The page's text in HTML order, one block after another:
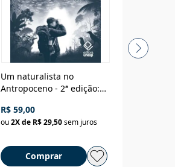
Um naturalista no
Antropoceno - 2ª edição:
selvagem
R$ 59,00
ou2X de R$ 29,50sem juros
Comprar